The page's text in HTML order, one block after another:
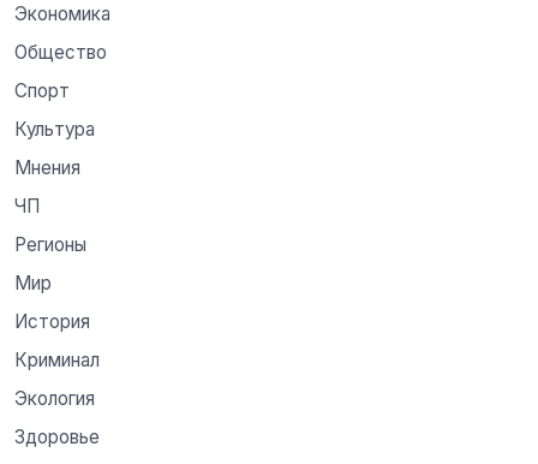
Экономика
Общество
Спорт
Культура
Мнения
ЧП
Регионы
Мир
История
Криминал
Экология
Здоровье